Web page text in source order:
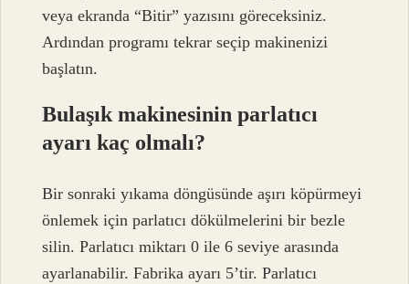
veya ekranda “Bitir” yazısını göreceksiniz.
Ardından programı tekrar seçip makinenizi
başlatın.
Bulaşık makinesinin parlatıcı
ayarı kaç olmalı?
Bir sonraki yıkama döngüsünde aşırı köpürmeyi
önlemek için parlatıcı dökülmelerini bir bezle
silin. Parlatıcı miktarı 0 ile 6 seviye arasında
ayarlanabilir. Fabrika ayarı 5’tir. Parlatıcı